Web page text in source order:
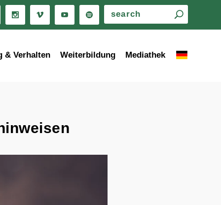
& Verhalten Weiterbildung Mediathek